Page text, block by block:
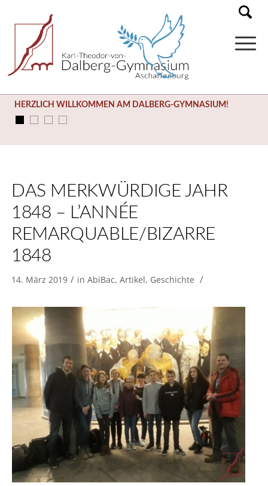
HERZLICH WILLKOMMEN AM DALBERG-GYMNASIUM!
DAS MERKWÜRDIGE JAHR
1848 – L’ANNÉE
REMARQUABLE/BIZARRE
1848
14. März 2019 / in AbiBac, Artikel, Geschichte /